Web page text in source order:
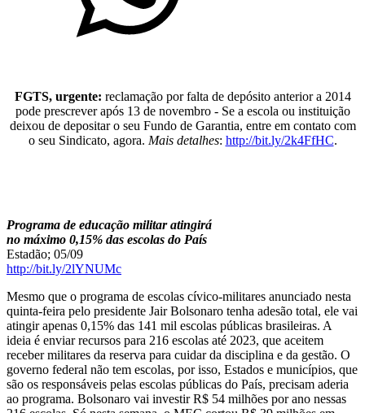
FGTS, urgente: reclamação por falta de depósito anterior a 2014
pode prescrever após 13 de novembro - Se a escola ou instituição
deixou de depositar o seu Fundo de Garantia, entre em contato com
o seu Sindicato, agora. Mais detalhes: http://bit.ly/2k4FfHC.
Programa de educação militar atingirá
no máximo 0,15% das escolas do País
Estadão; 05/09
http://bit.ly/2lYNUMc
Mesmo que o programa de escolas cívico-militares anunciado nesta
quinta-feira pelo presidente Jair Bolsonaro tenha adesão total, ele vai
atingir apenas 0,15% das 141 mil escolas públicas brasileiras. A
ideia é enviar recursos para 216 escolas até 2023, que aceitem
receber militares da reserva para cuidar da disciplina e da gestão. O
governo federal não tem escolas, por isso, Estados e municípios, que
são os responsáveis pelas escolas públicas do País, precisam aderia
ao programa. Bolsonaro vai investir R$ 54 milhões por ano nessas